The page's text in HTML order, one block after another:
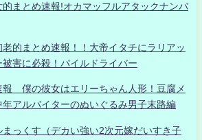
的まとめ速報!オカマッフルアタックナンバ
的まとめ速報！！大帝イタチにラリアッ
被害に必殺！パイルドライバー
報 僕の彼女はエリーちゃん人形！豆腐メ
年アルバイターのぬいぐるみ男子末路編
まっくす（デカい強い2次元嫁だいすき子